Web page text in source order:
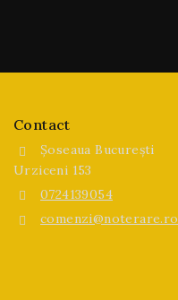
Contact
Șoseaua București
Urziceni 153
0724139054
comenzi@noterare.ro